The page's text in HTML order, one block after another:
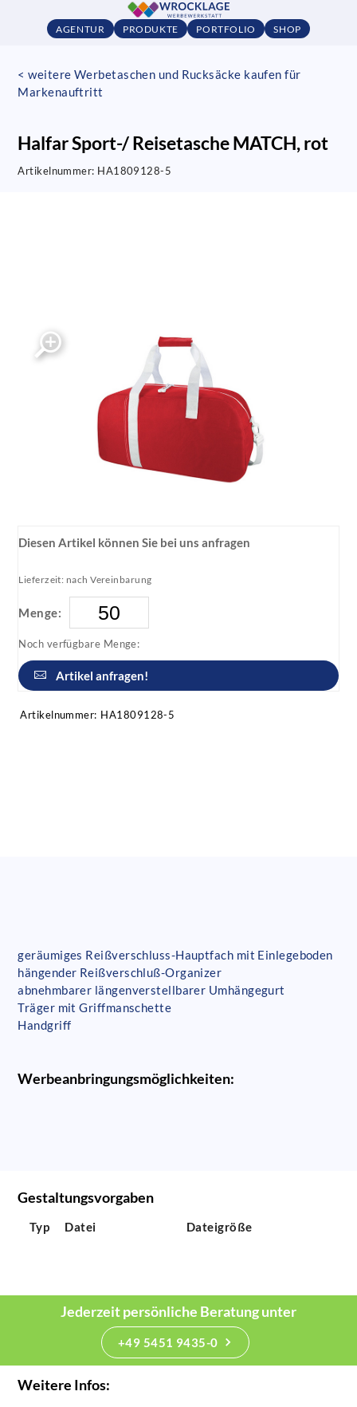
AGENTUR PRODUKTE PORTFOLIO SHOP
< weitere Werbetaschen und Rucksäcke kaufen für
Markenauftritt
Halfar Sport-/ Reisetasche MATCH, rot
Artikelnummer: HA1809128-5
Diesen Artikel können Sie bei uns anfragen
Lieferzeit: nach Vereinbarung
Menge:
Noch verfügbare Menge:
Artikel anfragen!
Artikelnummer: HA1809128-5
geräumiges Reißverschluss-Hauptfach mit Einlegeboden
hängender Reißverschluß-Organizer
abnehmbarer längenverstellbarer Umhängegurt
Träger mit Griffmanschette
Handgriff
Werbeanbringungsmöglichkeiten:
Gestaltungsvorgaben
Typ Datei Dateigröße
Jederzeit persönliche Beratung unter
+49 5451 9435-0
Weitere Infos: